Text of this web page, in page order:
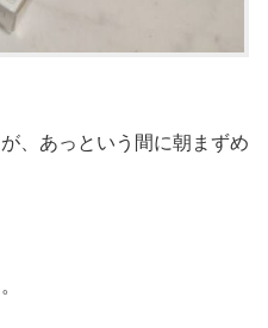
、あっという間に朝まずめ